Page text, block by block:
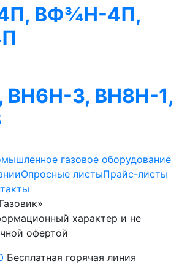
ВФ¾Н-4П,
ВН6Н-3, ВН8Н-1,
Опросные листыПрайс-листы
характер и не
офертой
Бесплатная горячая линия